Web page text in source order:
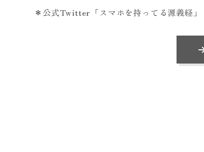
＊公式Twitter「スマホを持ってる源義経」